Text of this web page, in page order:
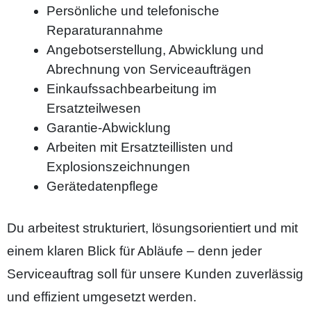
Persönliche und telefonische
Reparaturannahme
Angebotserstellung, Abwicklung und
Abrechnung von Serviceaufträgen
Einkaufssachbearbeitung im
Ersatzteilwesen
Garantie-Abwicklung
Arbeiten mit Ersatzteillisten und
Explosionszeichnungen
Gerätedatenpflege
Du arbeitest strukturiert, lösungsorientiert und mit
einem klaren Blick für Abläufe – denn jeder
Serviceauftrag soll für unsere Kunden zuverlässig
und effizient umgesetzt werden.